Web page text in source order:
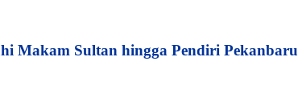
Makam Sultan hingga Pendiri Pekanbaru